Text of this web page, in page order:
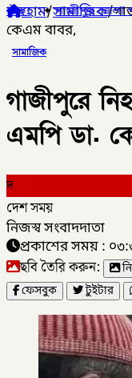
জেলা পরিষদের
হোম/সামাজিক/
কেএম বাবর,
সামাজিক
গাজীপুরে
এমপি ডা.
দ
দেশ সময়
নিজস্ব সংবাদদাতা
প্রকাশের সময় :
ছবি তৈরি করুন:
ফেসবুক
টুইটার